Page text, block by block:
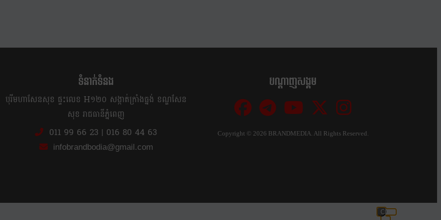
ទំនាក់ទំនង
បុរីមហាសែនសុខ ផ្ទះលេខ H១២០ សង្កាត់ក្រាំងធ្នង់ ខណ្ឌសែន
សុខ រាជធានីភ្នំពេញ
011 99 66 23 | 016 80 44 63
infobrandbodia@gmail.com
បណ្ដាញសង្គម
Copyright © 2026 BRANDMEDIA. All Rights Reserved.
Close